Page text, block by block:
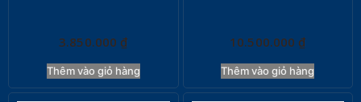
3.850.000 ₫
Thêm vào giỏ hàng
10.500.000 ₫
Thêm vào giỏ hàng